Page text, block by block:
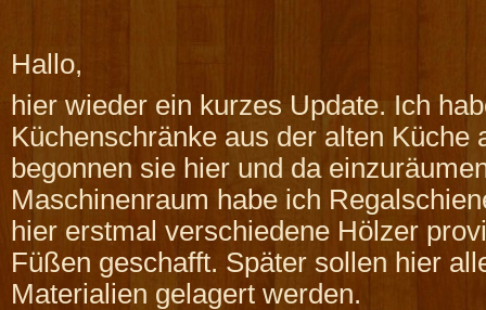
Hallo,
hier wieder ein kurzes Update. Ich
Küchenschränke aus der alten Küche
begonnen sie hier und da
Maschinenraum habe ich
hier erstmal verschiedene Hölzer
Füßen geschafft. Später sollen hier
Materialien gelagert werden.